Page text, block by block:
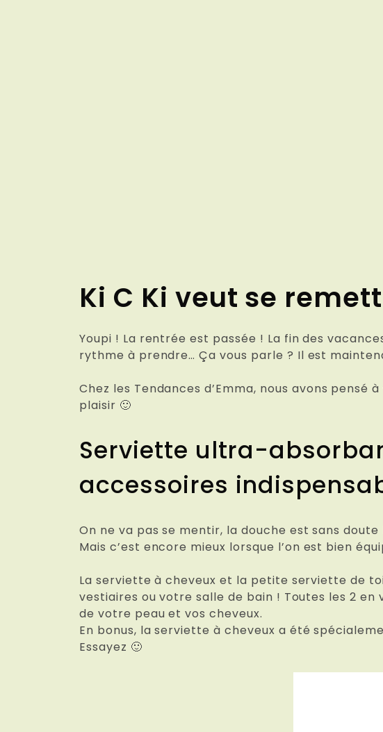
Ki C Ki veut se
Youpi ! La rentrée est passée ! La fin des
rythme à prendre… Ça vous parle ? Il est
Chez les Tendances d’Emma, nous avons
plaisir 🙂
Serviette ultra-
accessoires
On ne va pas se mentir, la douche est sans
Mais c’est encore mieux lorsque l’on est bien
La serviette à cheveux et la petite serviette de
vestiaires ou votre salle de bain ! Toutes les 2
de votre peau et vos cheveux.
En bonus, la serviette à cheveux a été
Essayez 🙂